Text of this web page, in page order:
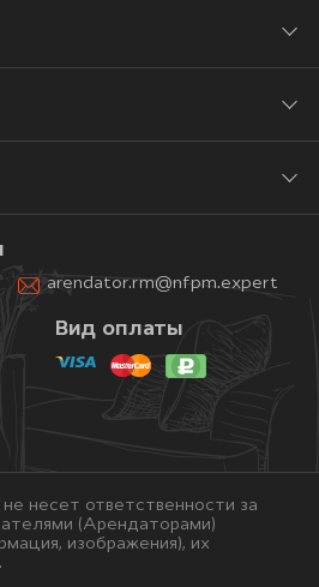
arendator.rm@nfpm.expert
Вид оплаты
несет ответственности за
(Арендаторами)
изображения), их